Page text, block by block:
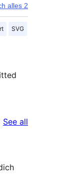
alles 2
SVG
See all